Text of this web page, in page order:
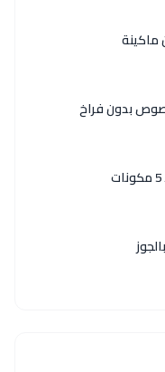
ماكينة
بدون فراخ